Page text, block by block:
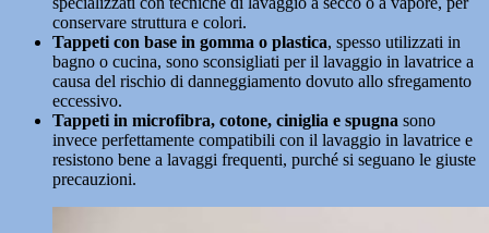
conservare struttura e colori.
Tappeti con base in gomma o plastica, spesso utilizzati in
bagno o cucina, sono sconsigliati per il lavaggio in lavatrice a
causa del rischio di danneggiamento dovuto allo sfregamento
eccessivo.
Tappeti in microfibra, cotone, ciniglia e spugna sono
invece perfettamente compatibili con il lavaggio in lavatrice e
resistono bene a lavaggi frequenti, purché si seguano le giuste
precauzioni.